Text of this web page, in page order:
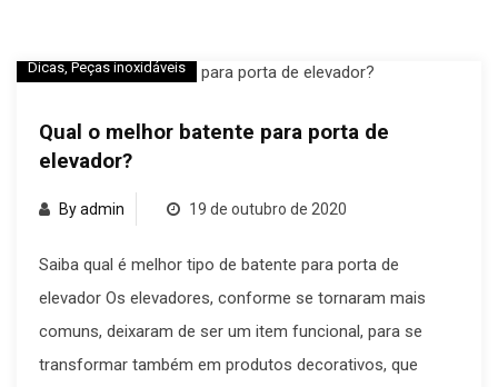
Dicas Peças inoxidáveis
Qual o melhor batente para porta de
elevador?
By admin 19 de outubro de 2020
Saiba qual é melhor tipo de batente para porta de
elevador Os elevadores, conforme se tornaram mais
comuns, deixaram de ser um item funcional, para se
transformar também em produtos decorativos, que